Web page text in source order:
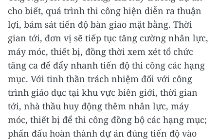
cho biết, quá trình thi công hiện diễn ra thuận
lợi, bám sát tiến độ bàn giao mặt bằng. Thời
gian tới, đơn vị sẽ tiếp tục tăng cường nhân lực,
máy móc, thiết bị, đồng thời xem xét tổ chức
tăng ca để đẩy nhanh tiến độ thi công các hạng
mục. Với tinh thần trách nhiệm đối với công
trình giáo dục tại khu vực biên giới, thời gian
tới, nhà thầu huy động thêm nhân lực, máy
móc, thiết bị để thi công đồng bộ các hạng mục;
phấn đấu hoàn thành dự án đúng tiến độ vào